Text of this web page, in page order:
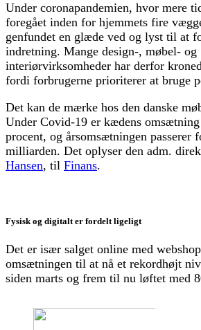
Under coronapandemien, hvor mere
foregået inden for hjemmets fire
genfundet en glæde ved og lyst til at
indretning. Mange design-, møbel- og
interiørvirksomheder har derfor
fordi forbrugerne prioriterer at bruge
Det kan de mærke hos den danske
Under Covid-19 er kædens omsætning
procent, og årsomsætningen passerer
milliarden. Det oplyser den adm.
Hansen, til Finans.
Fysisk og digitalt er fordelt ligeligt
Det er især salget online med
omsætningen til at nå et rekordhøjt
siden marts og frem til nu løftet med